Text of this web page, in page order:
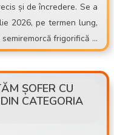
și de încredere. Se a
2026, pe termen lung,
frigorifică S
Aștept candid
transport internaționa
ȘOFER CU
CATEGORIA